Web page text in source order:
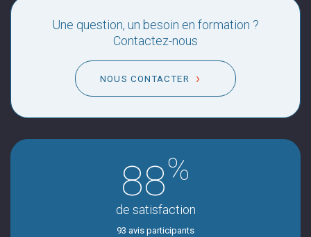
Une question, un besoin en formation ?
Contactez-nous
NOUS CONTACTER
88%
de satisfaction
93 avis participants